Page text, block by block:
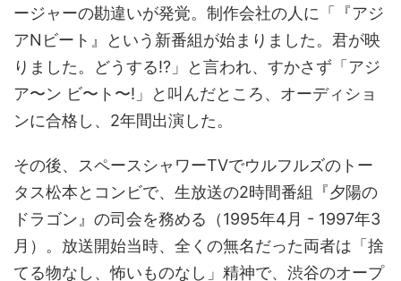
ージャーの勘違いが発覚。制作会社の人に「『アジ
アNビート』という新番組が始まりました。君が映
りました。どうする!?」と言われ、すかさず「アジ
ア〜ン ビ〜ト〜!」と叫んだところ、オーディショ
ンに合格し、2年間出演した。
その後、スペースシャワーTVでウルフルズのトー
タス松本とコンビで、生放送の2時間番組『夕陽の
ドラゴン』の司会を務める（1995年4月 - 1997年3
月）。放送開始当時、全くの無名だった両者は「捨
てる物なし、怖いものなし」精神で、渋谷のオープ